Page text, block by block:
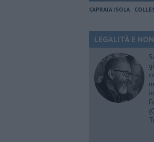
CAPRAIA ISOLA
LEGALITÀ E